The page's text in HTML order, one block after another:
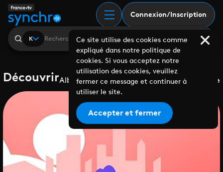
Connexion/Inscription
K
DécouvrirAlbumsPlaylistsCollaborationsLabels Genre
Ce site utilise des cookies comme
expliqué dans notre politique de
cookies. Si vous acceptez notre
utilisation des cookies, veuillez
fermer ce message et continuer à
utiliser le site.
Accepter et fermer